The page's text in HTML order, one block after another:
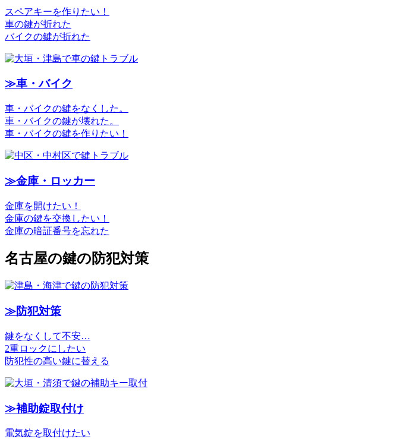
スペアキーを作りたい！
車の鍵が折れた
バイクの鍵が折れた
≫車・バイク
車・バイクの鍵をなくした。
車・バイクの鍵が壊れた。
車・バイクの鍵を作りたい！
≫金庫・ロッカー
金庫を開けたい！
金庫の鍵を交換したい！
金庫の暗証番号を忘れた
名古屋の鍵の防犯対策
≫防犯対策
鍵をなくして不安…
2重ロックにしたい
防犯性の高い鍵に替える
≫補助錠取付け
電気錠を取付けたい